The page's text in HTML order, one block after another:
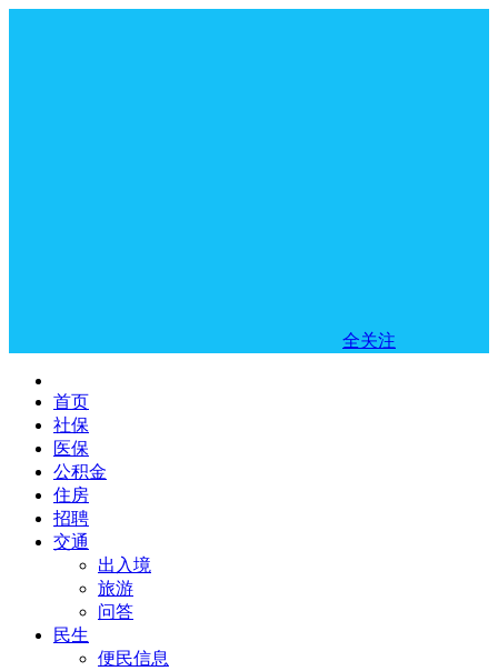
全关注
首页
社保
医保
公积金
住房
招聘
交通
出入境
旅游
问答
民生
便民信息